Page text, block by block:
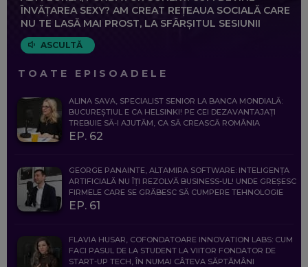
ÎNVĂȚAREA SEXY? AM CREAT REȚEAUA SOCIALĂ CARE
NU TE LASĂ MAI PROST, LA SFÂRȘITUL SESIUNII
ASCULTĂ
TOATE EPISOADELE
ALINA SAVA, SPECIALIST SENIOR LA BANCA MONDIALĂ:
BUCUREȘTIUL E CA HELSINKI! PE CEI DEZAVANTAJAȚI
TREBUIE SĂ-I AJUTĂM, CA SĂ CREASCĂ ROMÂNIA
EP. 62
GEORGE PANAINTE, ALTAMIRA SOFTWARE: INTELIGENȚA
ARTIFICIALĂ NU ÎȚI REZOLVĂ BUSINESS-UL! UNDE GREȘESC
FIRMELE CARE SE GRĂBESC SĂ CUMPERE TEHNOLOGIE
EP. 61
FLAVIA HUSAR, COFONDATOARE INNOVATION LABS: CUM
FACI PASUL DE LA STUDENT LA VIITOR FONDATOR DE
START-UP TECH, ÎN NUMAI CÂTEVA SĂPTĂMÂNI